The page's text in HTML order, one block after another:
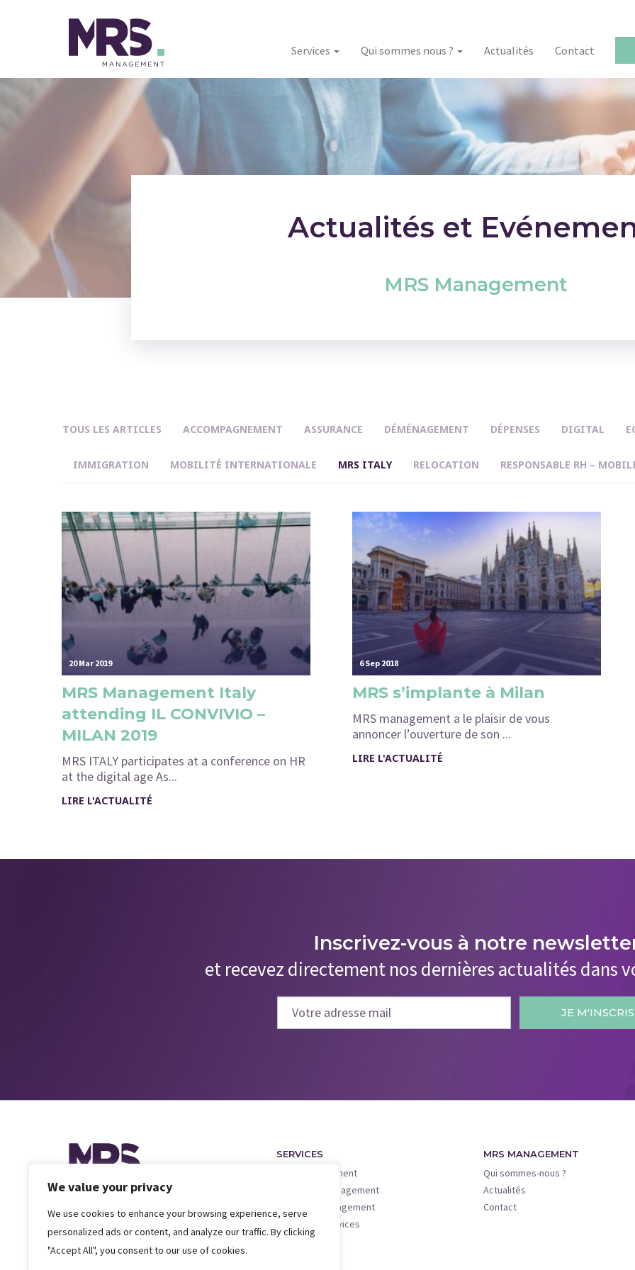
We value your privacy
We use cookies to enhance your browsing experience, serve
personalized ads or content, and analyze our traffic. By clicking
"Accept All", you consent to our use of cookies.
Services Qui sommes nous ? Actualités Contact
Actualités et
MRS Management
TOUS LES ARTICLES ACCOMPAGNEMENT ASSURANCE DÉMÉNAGEMENT DÉPENSES DIGITAL
IMMIGRATION MOBILITÉ INTERNATIONALE MRS ITALY RELOCATION RESPONSABLE RH –
20 Mar 2019
MRS Management Italy
attending IL CONVIVIO –
MILAN 2019
MRS ITALY participates at a conference on HR
at the digital age As...
LIRE L'ACTUALITÉ
6 Sep 2018
MRS s’implante à Milan
MRS management a le plaisir de vous
annoncer l’ouverture de son ...
LIRE L'ACTUALITÉ
Inscrivez-vous à notre
et recevez directement nos dernières actualités dans
SERVICES
Move Management
Relocation Management
Insurance Management
Corporate Services
Quick Move
MRS MANAGEMENT
Qui sommes-nous ?
Actualités
Contact